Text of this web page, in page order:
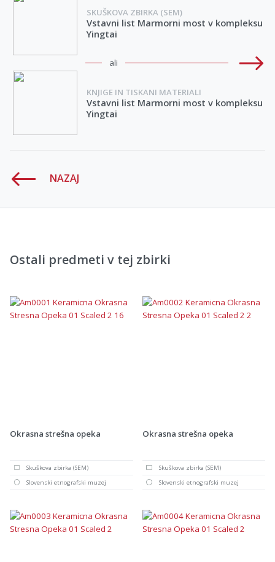
SKUŠKOVA ZBIRKA (SEM)
Vstavni list Marmorni most v kompleksu
Yingtai
ali
KNJIGE IN TISKANI MATERIALI
Vstavni list Marmorni most v kompleksu
Yingtai
NAZAJ
Ostali predmeti v tej zbirki
Okrasna strešna opeka
Skuškova zbirka (SEM)
Slovenski etnografski muzej
Okrasna strešna opeka
Skuškova zbirka (SEM)
Slovenski etnografski muzej